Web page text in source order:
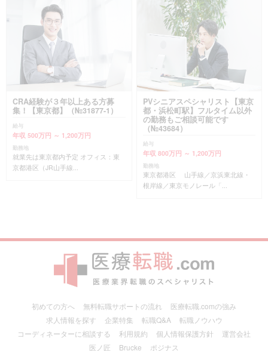
CRA経験が３年以上ある方募
集！【東京都】（№31877-1）
給与
年収 500万円 ～ 1,200万円
勤務地
就業先は東京都内予定 オフィス：東
京都港区（JR山手線...
PVシニアスペシャリスト【東京
都・浜松町駅】フルタイム以外
の勤務もご相談可能です
（№43684）
給与
年収 800万円 ～ 1,200万円
勤務地
東京都港区 山手線／京浜東北線・
根岸線／東京モノレール「...
初めての方へ 無料転職サポートの流れ
医療転職.comの強み
求人情報を探す
企業特集 転職Q&A
転職ノウハウ
コーディネーターに相談する
利用規約 個人情報保護方針
運営会社
医ノ匠
Brucke ポジナス